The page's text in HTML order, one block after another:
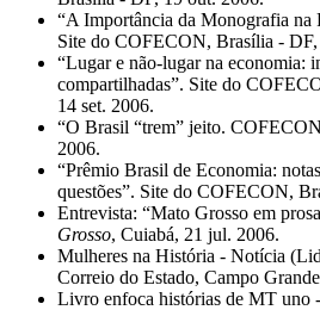
“A Importância da Monografia na
Site do COFECON, Brasília - DF,
“Lugar e não-lugar na economia:
compartilhadas”. Site do
14 set. 2006.
“O Brasil “trem” jeito.
2006.
“Prêmio Brasil de Economia:
questões”. Site do COFECON,
Entrevista: “Mato Grosso em
Grosso, Cuiabá, 21 jul. 2006.
Mulheres na História - Notícia
Correio do Estado, Campo
Livro enfoca histórias de MT uno